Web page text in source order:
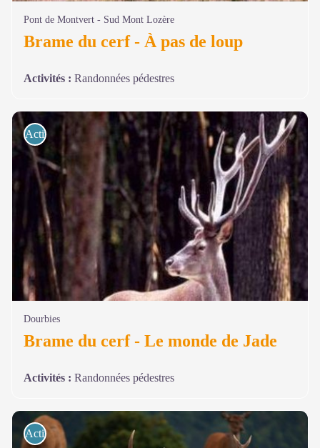
Pont de Montvert - Sud Mont Lozère
Brame du cerf - À pas de loup
Activités : Randonnées pédestres
Activités de pleine nature
Dourbies
Brame du cerf - Le monde de Jade
Activités : Randonnées pédestres
Activités de pleine nature